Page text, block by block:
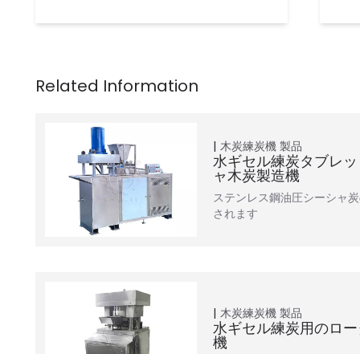
木炭練炭機 製品
水ギセル練炭タブレ
ャ木炭製造機
ステンレス鋼油圧シーシャ
されます
木炭練炭機 製品
水ギセル練炭用のロ
機